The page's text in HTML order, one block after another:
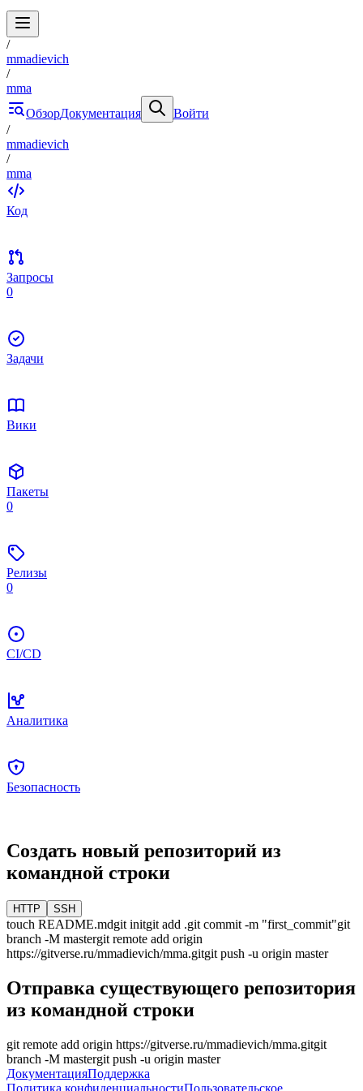
/
mmadievich
/
mma
ОбзорДокументация
Войти
/
mmadievich
/
mma
Код
Запросы
0
Задачи
Вики
Пакеты
0
Релизы
0
CI/CD
Аналитика
Безопасность
Создать новый репозиторий из
командной строки
HTTP SSH
touch README.mdgit initgit add .git commit -m "first_commit"git
branch -M mastergit remote add origin
https://gitverse.ru/mmadievich/mma.gitgit push -u origin master
Отправка существующего репозитория
из командной строки
git remote add origin https://gitverse.ru/mmadievich/mma.gitgit
branch -M mastergit push -u origin master
ДокументацияПоддержка
Политика конфиденциальностиПользовательское